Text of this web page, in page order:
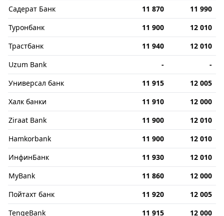
Садерат Банк
11 870
11 990
Туронбанк
11 900
12 010
Трастбанк
11 940
12 010
Uzum Bank
-
-
Универсал банк
11 915
12 005
Халк банки
11 910
12 000
Ziraat Bank
11 900
12 010
Hamkorbank
11 900
12 010
ИнфинБанк
11 930
12 010
MyBank
11 860
12 000
Пойтахт банк
11 920
12 005
TengeBank
11 915
12 000